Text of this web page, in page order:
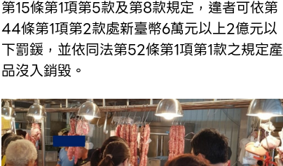
第15條第1項第5款及第8款規定，違者可依第
44條第1項第2款處新臺幣6萬元以上2億元以
下罰鍰，並依同法第52條第1項第1款之規定產
品沒入銷毀。